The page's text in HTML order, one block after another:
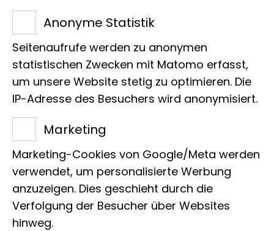
Hochwasserbassin in Hammerbrook.
Wir freuen uns, wenn ihr zu unserem
Stand kommt. Hier erfahrt ihr nicht nur
weitere Infos zu unseren drei Museen,
sondern könnt nicht nur kleine
Krabbeltiere aus nächster Nähe
betrachten, sondern auch selber
basteln und eine Runde Tiermemory mit
uns spielen.
Lasst uns gemeinsam urbane
Lebensräume gestalten – und feiern!
Anonyme Statistik
Seitenaufrufe werden zu anonymen
statistischen Zwecken mit Matomo erfasst,
um unsere Website stetig zu optimieren. Die
IP-Adresse des Besuchers wird anonymisiert.
Marketing
Marketing-Cookies von Google/Meta werden
verwendet, um personalisierte Werbung
anzuzeigen. Dies geschieht durch die
Verfolgung der Besucher über Websites
hinweg.